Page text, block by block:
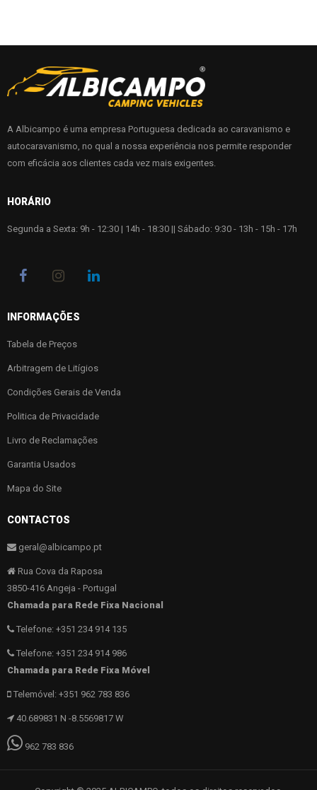
A Albicampo é uma empresa Portuguesa dedicada ao caravanismo e
autocaravanismo, no qual a nossa experiência nos permite responder
com eficácia aos clientes cada vez mais exigentes.
HORÁRIO
Segunda a Sexta: 9h - 12:30 | 14h - 18:30 || Sábado: 9:30 - 13h - 15h - 17h
INFORMAÇÕES
Tabela de Preços
Arbitragem de Litígios
Condições Gerais de Venda
Politica de Privacidade
Livro de Reclamações
Garantia Usados
Mapa do Site
CONTACTOS
geral@albicampo.pt
Rua Cova da Raposa
3850-416 Angeja - Portugal
Chamada para Rede Fixa Nacional
Telefone: +351 234 914 135
Telefone: +351 234 914 986
Chamada para Rede Fixa Móvel
Telemóvel: +351 962 783 836
40.689831 N -8.5569817 W
962 783 836